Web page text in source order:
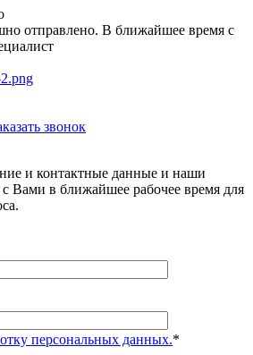
отправлено. В ближайшее время с
звонок
и контактные данные и наши
Вами в ближайшее рабочее время для
персональных данных.*